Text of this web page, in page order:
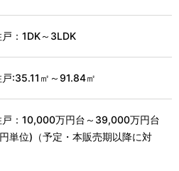
：1DK～3LDK
:35.11㎡～91.84㎡
戸：10,000万円台～39,000万円台
単位)（予定・本販売期以降に対